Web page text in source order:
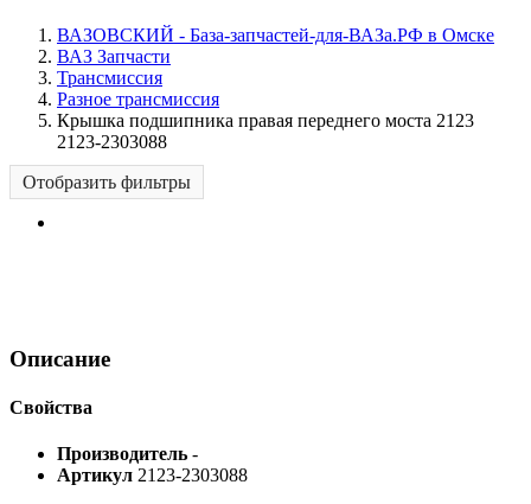
ВАЗОВСКИЙ - База-запчастей-для-ВАЗа.РФ в Омске
ВАЗ Запчасти
Трансмиссия
Разное трансмиссия
Крышка подшипника правая переднего моста 2123
2123-2303088
Отобразить фильтры
Описание
Свойства
Производитель -
Артикул 2123-2303088